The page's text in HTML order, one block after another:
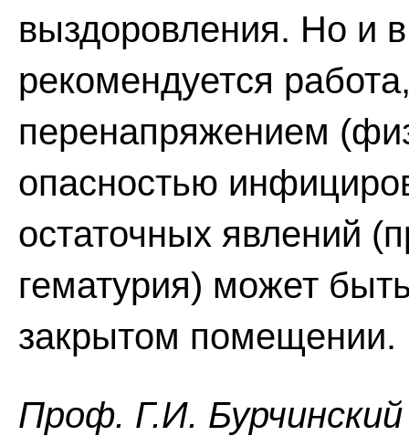
выздоровления. Но и
рекомендуется
перенапряжением
опасностью
остаточных явлений
гематурия) может
закрытом помещении.
Проф. Г.И. Бурчинский